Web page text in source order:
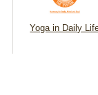
Yoga in Daily